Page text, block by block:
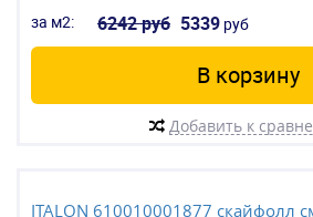
за м2: 6242 руб 5339 руб
В корзину
Добавить к
ITALON 610010001877 скайфолл